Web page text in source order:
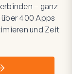
– ganz
400 Apps
und Zeit